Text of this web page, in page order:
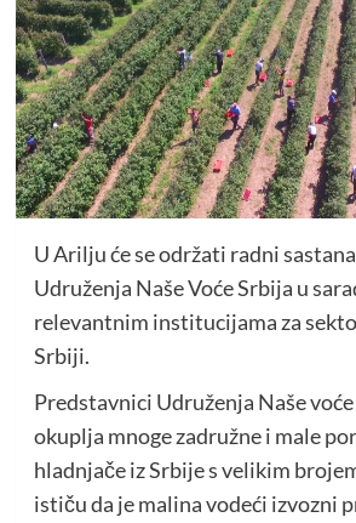
U Arilju će se održati radni
Udruženja Naše Voće Srbija u
relevantnim institucijama za
Srbiji.
Predstavnici Udruženja Naše
okuplja mnoge zadružne i male
hladnjače iz Srbije s velikim
ističu da je malina vodeći izvozni